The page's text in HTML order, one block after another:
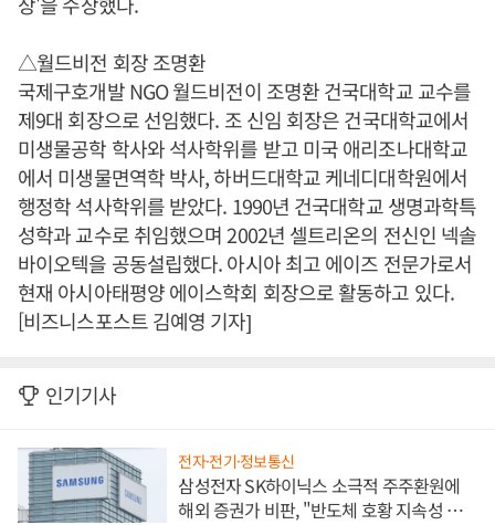
△월드비전 회장 조명환
국제구호개발 NGO 월드비전이 조명환 건국대학교 교수를
제9대 회장으로 선임했다. 조 신임 회장은 건국대학교에서
미생물공학 학사와 석사학위를 받고 미국 애리조나대학교
에서 미생물면역학 박사, 하버드대학교 케네디대학원에서
행정학 석사학위를 받았다. 1990년 건국대학교 생명과학특
성학과 교수로 취임했으며 2002년 셀트리온의 전신인 넥솔
바이오텍을 공동설립했다. 아시아 최고 에이즈 전문가로서
현재 아시아태평양 에이스학회 회장으로 활동하고 있다.
[비즈니스포스트 김예영 기자]
인기기사
전자·전기·정보통신
삼성전자 SK하이닉스 소극적 주주환원에
해외 증권가 비판, "반도체 호황 지속성 의